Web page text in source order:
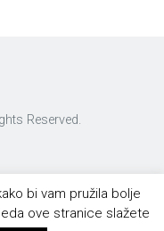
Reserved.
bi vam pružila bolje
ove stranice slažete